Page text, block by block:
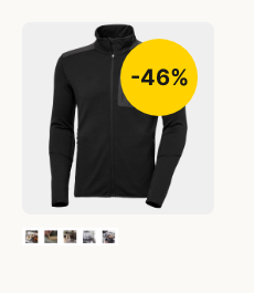
-46%